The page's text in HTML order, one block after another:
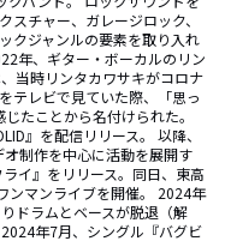
チャー、ガレージロック、
クジャンルの要素を取り入れ
年、ギター・ボーカルのリン
当時リンタカワサキがコロナ
テレビで見ていた際、「思っ
たことから名付けられた。
』を配信リリース。 以降、
制作を中心に活動を展開す
イ』をリリース。同日、東高
ンマンライブを開催。 2024年
ドラムとベースが脱退（解
年7月、シングル『バグビ